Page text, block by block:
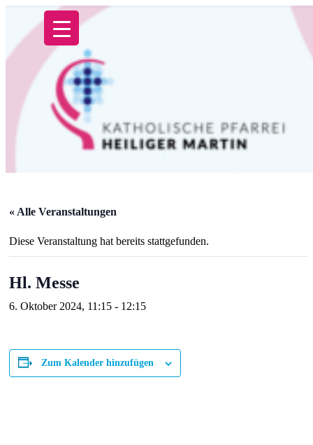
springen
« Alle Veranstaltungen
Diese Veranstaltung hat bereits stattgefunden.
Hl. Messe
6. Oktober 2024, 11:15 - 12:15
Zum Kalender hinzufügen